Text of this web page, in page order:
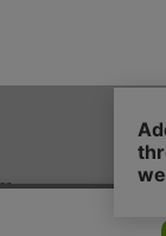
問